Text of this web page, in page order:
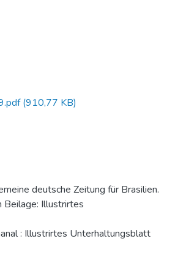
(910,77 KB)
deutsche Zeitung für Brasilien.
Beilage: Illustrirtes
: Illustrirtes Unterhaltungsblatt